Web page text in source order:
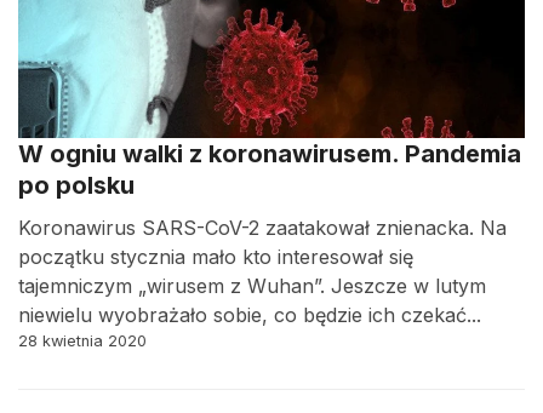
W ogniu walki z koronawirusem. Pandemia
po polsku
Koronawirus SARS-CoV-2 zaatakował znienacka. Na
początku stycznia mało kto interesował się
tajemniczym „wirusem z Wuhan”. Jeszcze w lutym
niewielu wyobrażało sobie, co będzie ich czekać...
28 kwietnia 2020